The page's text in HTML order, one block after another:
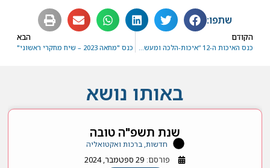
שתפו:
הקודם
כנס האיכות ה-12 “איכות-הלכה ומעשה” , 14 ביוני 2022
הבא
כנס "מחאה 2023 – שיח מחקרי ראשוני"
באותו נושא
שנת תשפ"ה טובה
חדשות, ברכות ואקטואליה
פורסם: 29 ספטמבר, 2024